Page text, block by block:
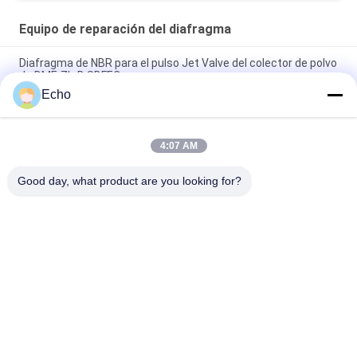
Equipo de reparación del diafragma
Diafragma de NBR para el pulso Jet Valve del colector de polvo
de DMF-ZL-B SBFEC
Diafragma para el pulso Jet Valve de BFEC 3/4" DMF-Z-20
DMF-ZM-20
Diafragma para la válvula 1" del pulso de SBFEC DMF-Z-25
Echo
4:07 AM
Good day, what product are you looking for?